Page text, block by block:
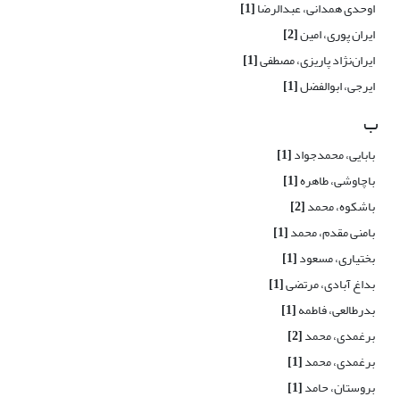
اوحدی همدانی، عبدالرضا[1]
ایران پوری، امین[2]
ایران‌نژاد پاریزی، مصطفی[1]
ایرجی، ابوالفضل[1]
ب
بابایی، محمدجواد[1]
باچاوشی، طاهره[1]
باشکوه، محمد[2]
بامنی مقدم، محمد[1]
بختیاری، مسعود[1]
بداغ آبادی، مرتضی[1]
بدرطالعی، فاطمه[1]
برغمدی، محمد[2]
برغمدی، محمد[1]
بروستان، حامد[1]